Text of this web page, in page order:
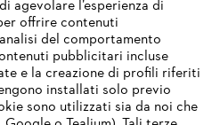
agevolare l’esperienza di
offrire contenuti
del comportamento
pubblicitari incluse
e la creazione di profili riferiti
installati solo previo
sono utilizzati sia da noi che